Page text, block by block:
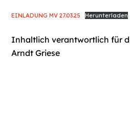
EINLADUNG MV 27.03.25 Herunterladen
Inhaltlich verantwortlich für
Arndt Griese